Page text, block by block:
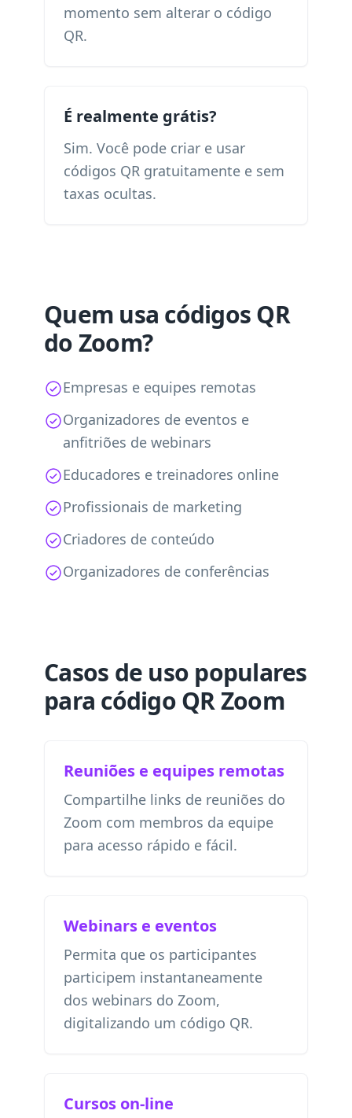
momento sem alterar o código
QR.
É realmente grátis?
Sim. Você pode criar e usar
códigos QR gratuitamente e sem
taxas ocultas.
Quem usa códigos QR
do Zoom?
Empresas e equipes remotas
Organizadores de eventos e
anfitriões de webinars
Educadores e treinadores online
Profissionais de marketing
Criadores de conteúdo
Organizadores de conferências
Casos de uso populares
para código QR Zoom
Reuniões e equipes remotas
Compartilhe links de reuniões do
Zoom com membros da equipe
para acesso rápido e fácil.
Webinars e eventos
Permita que os participantes
participem instantaneamente
dos webinars do Zoom,
digitalizando um código QR.
Cursos on-line